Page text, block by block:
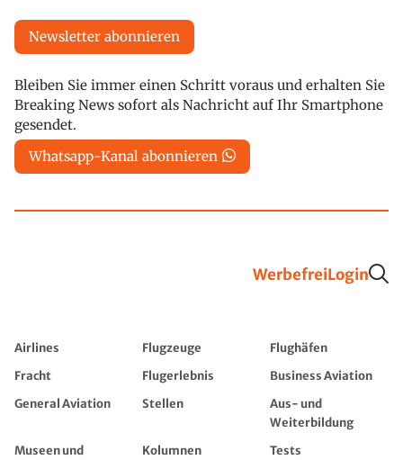
Newsletter abonnieren
Bleiben Sie immer einen Schritt voraus und erhalten Sie
Breaking News sofort als Nachricht auf Ihr Smartphone
gesendet.
Whatsapp-Kanal abonnieren
WerbefreiLogin
Airlines Flugzeuge
Flughäfen
Fracht
Flugerlebnis
Business Aviation
General Aviation
Stellen
Aus- und
Weiterbildung
Museen und
Kolumnen Tests